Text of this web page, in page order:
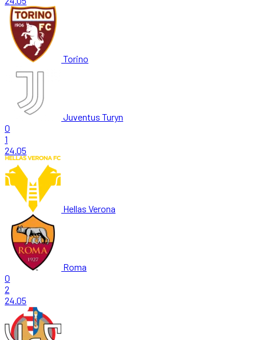
Torino
Juventus Turyn
0
1
24.05
Hellas Verona
Roma
0
2
24.05